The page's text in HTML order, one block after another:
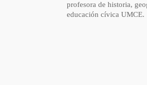
profesora de historia,
educación cívica UMCE.